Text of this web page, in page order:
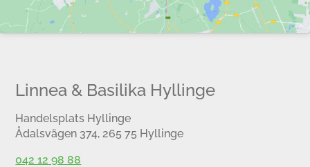
Linnea & Basilika Hyllinge
Handelsplats Hyllinge
Ådalsvägen 374, 265 75 Hyllinge
042 12 98 88